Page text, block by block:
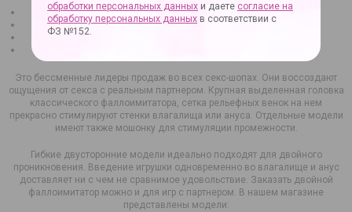
по фактуре,
форме,
Это бессменные лидеры продаж во всех секс-шопах. Они воссоздают
ощущения от секса с реальным партнером. Крупная выделенная головка
классического фаллоимитатора, сетка рельефных венок на нем
прекрасно стимулируют стенки влагалища или ануса. Отдельные модели
имеют также мошонку для стимуляции промежности.
Гибкие двусторонние модели идеально подходят для двойного
проникновения. Введение игрушки одновременно во влагалище и анус
доставляет ни с чем не сравнимое удовольствие. Заказать двойной
фаллоимитатор можно и для игр с партнером. В нашем магазине
представлены модели:
обработки персональных данных и даете согласие на
обработку персональных данных в соответствии с
ФЗ №152.